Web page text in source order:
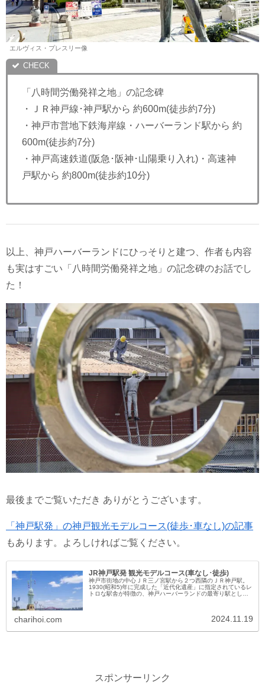
エルヴィス・プレスリー像
「八時間労働発祥之地」の記念碑
・ＪＲ神戸線･神戸駅から 約600m(徒歩約7分)
・神戸市営地下鉄海岸線・ハーバーランド駅から 約
600m(徒歩約7分)
・神戸高速鉄道(阪急･阪神･山陽乗り入れ)・高速神
戸駅から 約800m(徒歩約10分)
以上、神戸ハーバーランドにひっそりと建つ、作者も内容
も実はすごい「八時間労働発祥之地」の記念碑のお話でし
た！
最後までご覧いただき ありがとうございます。
「神戸駅発」の神戸観光モデルコース(徒歩･車なし)の記事
もあります。よろしければご覧ください。
JR神戸駅発 観光モデルコース(車なし･徒歩)
神戸市街地の中心ＪＲ三ノ宮駅から２つ西隣のＪＲ神戸駅。
1930(昭和5)年に完成した「近代化遺産」に指定されているレ
トロな駅舎が特徴の、神戸ハーバーランドの最寄り駅として
charihoi.com 2024.11.19
スポンサーリンク